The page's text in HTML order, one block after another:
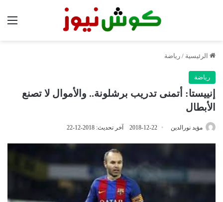
الرئيسية / رياضة
رياضة
إنييستا: أتمنى تدريب برشلونة.. والأموال لا تصنع
الأبطال
مؤيد نورالدين 2018-12-22 آخر تحديث: 2018-12-22